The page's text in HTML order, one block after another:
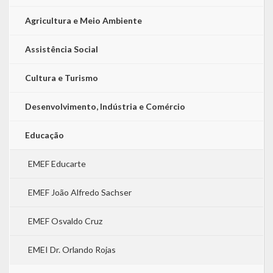
Agricultura e Meio Ambiente
Assistência Social
Cultura e Turismo
Desenvolvimento, Indústria e Comércio
Educação
EMEF Educarte
EMEF João Alfredo Sachser
EMEF Osvaldo Cruz
EMEI Dr. Orlando Rojas